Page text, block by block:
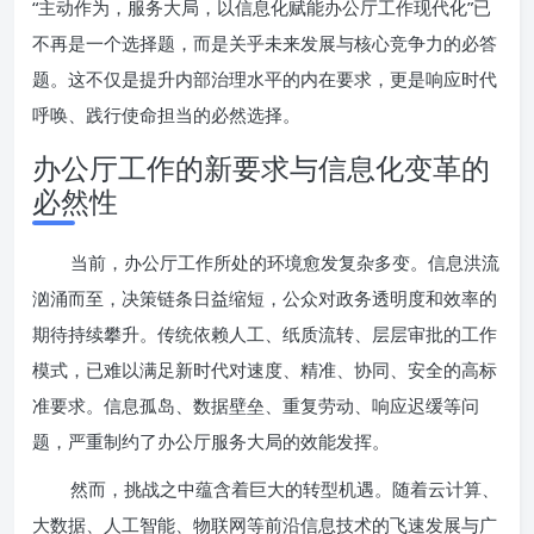
“主动作为，服务大局，以信息化赋能办公厅工作现代化”已
不再是一个选择题，而是关乎未来发展与核心竞争力的必答
题。这不仅是提升内部治理水平的内在要求，更是响应时代
呼唤、践行使命担当的必然选择。
办公厅工作的新要求与信息化变革的
必然性
当前，办公厅工作所处的环境愈发复杂多变。信息洪流
汹涌而至，决策链条日益缩短，公众对政务透明度和效率的
期待持续攀升。传统依赖人工、纸质流转、层层审批的工作
模式，已难以满足新时代对速度、精准、协同、安全的高标
准要求。信息孤岛、数据壁垒、重复劳动、响应迟缓等问
题，严重制约了办公厅服务大局的效能发挥。
然而，挑战之中蕴含着巨大的转型机遇。随着云计算、
大数据、人工智能、物联网等前沿信息技术的飞速发展与广